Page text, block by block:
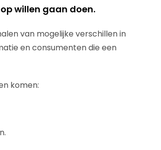
willen gaan doen.
van mogelijke verschillen in
en consumenten die een
komen: